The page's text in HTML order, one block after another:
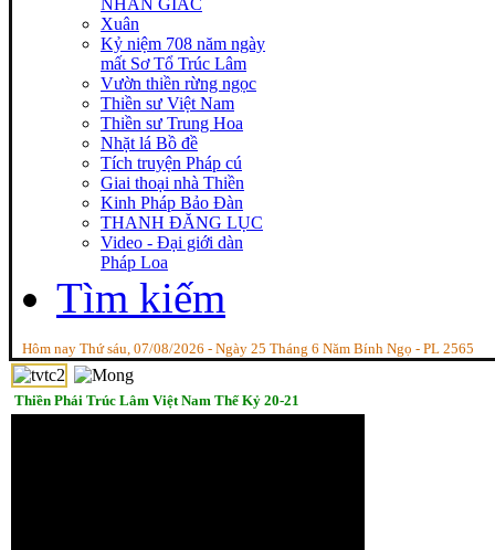
NHÂN GIÁC
Xuân
Kỷ niệm 708 năm ngày
mất Sơ Tổ Trúc Lâm
Vườn thiền rừng ngọc
Thiền sư Việt Nam
Thiền sư Trung Hoa
Nhặt lá Bồ đề
Tích truyện Pháp cú
Giai thoại nhà Thiền
Kinh Pháp Bảo Đàn
THANH ĐĂNG LỤC
Video - Đại giới dàn
Pháp Loa
Tìm kiếm
Hôm nay Thứ sáu, 07/08/2026 - Ngày 25 Tháng 6 Năm Bính Ngọ - PL 2565
Thiền Phái Trúc Lâm Việt Nam Thế Kỷ 20-21